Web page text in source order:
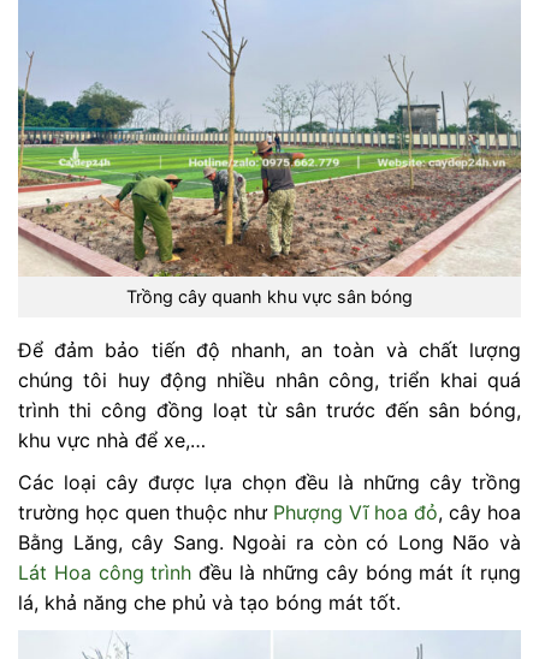
Trồng cây quanh khu vực sân bóng
Để đảm bảo tiến độ nhanh, an toàn và chất lượng
chúng tôi huy động nhiều nhân công, triển khai quá
trình thi công đồng loạt từ sân trước đến sân bóng,
khu vực nhà để xe,…
Các loại cây được lựa chọn đều là những cây trồng
trường học quen thuộc như Phượng Vĩ hoa đỏ, cây hoa
Bằng Lăng, cây Sang. Ngoài ra còn có Long Não và
Lát Hoa công trình đều là những cây bóng mát ít rụng
lá, khả năng che phủ và tạo bóng mát tốt.